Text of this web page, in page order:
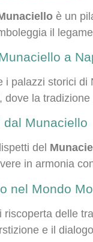
è un
il
a
i palazzi storici
dove la
dal Munaciello
del
in armonia
nel Mondo
riscoperta delle
e il